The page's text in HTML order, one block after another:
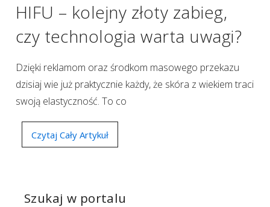
HIFU – kolejny złoty zabieg,
czy technologia warta uwagi?
Dzięki reklamom oraz środkom masowego przekazu
dzisiaj wie już praktycznie każdy, że skóra z wiekiem traci
swoją elastyczność. To co
Czytaj Cały Artykuł
Szukaj w portalu